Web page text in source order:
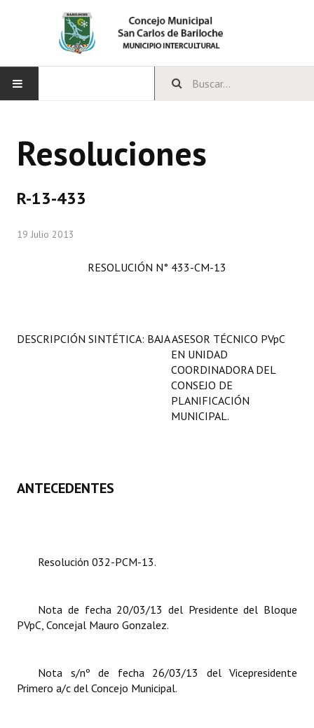
CONCEJO
Comisiones Especiales
DOCUMENTOS
Proyectos Presentados
Actas de Sesión
Resoluciones
R-13-433
19 Julio 2013
RESOLUCIÓN N° 433-CM-13
DESCRIPCIÓN SINTÉTICA: BAJA ASESOR TÉCNICO PVpC
EN UNIDAD
COORDINADORA DEL
CONSEJO DE
PLANIFICACIÓN
MUNICIPAL.
ANTECEDENTES
Resolución 032-PCM-13.
Nota de fecha 20/03/13 del Presidente del Bloque
PVpC, Concejal Mauro Gonzalez.
Nota s/nº de fecha 26/03/13 del Vicepresidente
Primero a/c del Concejo Municipal.